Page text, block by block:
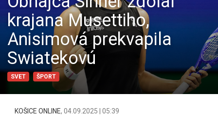
krajana Musettiho,
Anisimová prekvapila
Swiatekovú
SVET ŠPORT
KOŠICE ONLINE, 04.09.2025 | 05:39